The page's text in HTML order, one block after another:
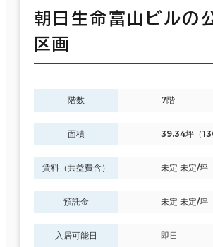
朝日生命富山ビルの
区画
階数 7階
面積 39.34坪（
賃料（共益費含） 未定 未定/坪
預託金 未定 未定/坪
入居可能日 即日